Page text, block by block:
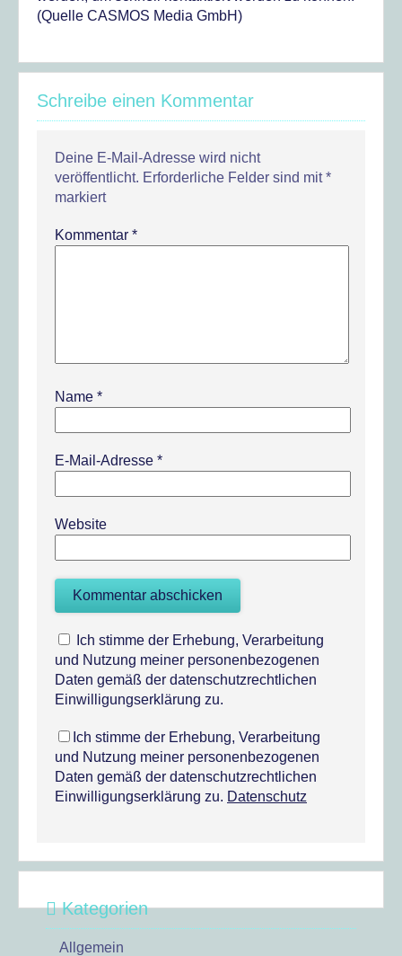
(Quelle CASMOS Media GmbH)
Schreibe einen Kommentar
Deine E-Mail-Adresse wird nicht
veröffentlicht. Erforderliche Felder sind mit*
markiert
Kommentar *
Name *
E-Mail-Adresse *
Website
Ich stimme der Erhebung, Verarbeitung
und Nutzung meiner personenbezogenen
Daten gemäß der datenschutzrechtlichen
Einwilligungserklärung zu.
Ich stimme der Erhebung, Verarbeitung
und Nutzung meiner personenbezogenen
Daten gemäß der datenschutzrechtlichen
Einwilligungserklärung zu. Datenschutz
Kategorien
Allgemein